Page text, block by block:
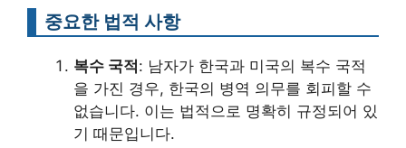
중요한 법적 사항
복수 국적: 남자가 한국과 미국의 복수 국적
을 가진 경우, 한국의 병역 의무를 회피할 수
없습니다. 이는 법적으로 명확히 규정되어 있
기 때문입니다.